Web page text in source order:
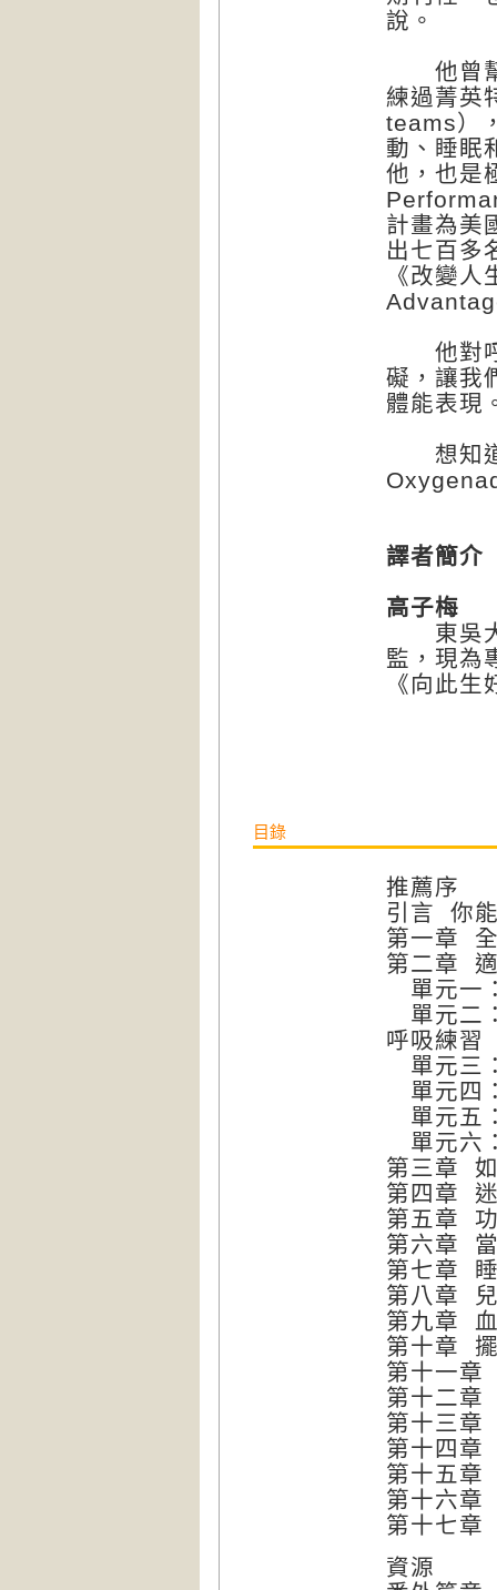
說。
他曾幫
練過菁英
teams）
動、睡眠
他，也是
計畫為美
出七百多
《改變
他對呼
礙，讓我
體能表現
想知道
譯者簡介
高子梅
東吳大
監，現為
《向此
目錄
推薦序
引言 你
第一章
第二章
單元一
單元二
呼吸練習
單元三
單元四
單元五
單元六
第三章
第四章
第五章
第六章
第七章
第八章
第九章
第十章
第十一章
第十二章
第十三章
第十四章
第十五章
第十六章
第十七章
資源